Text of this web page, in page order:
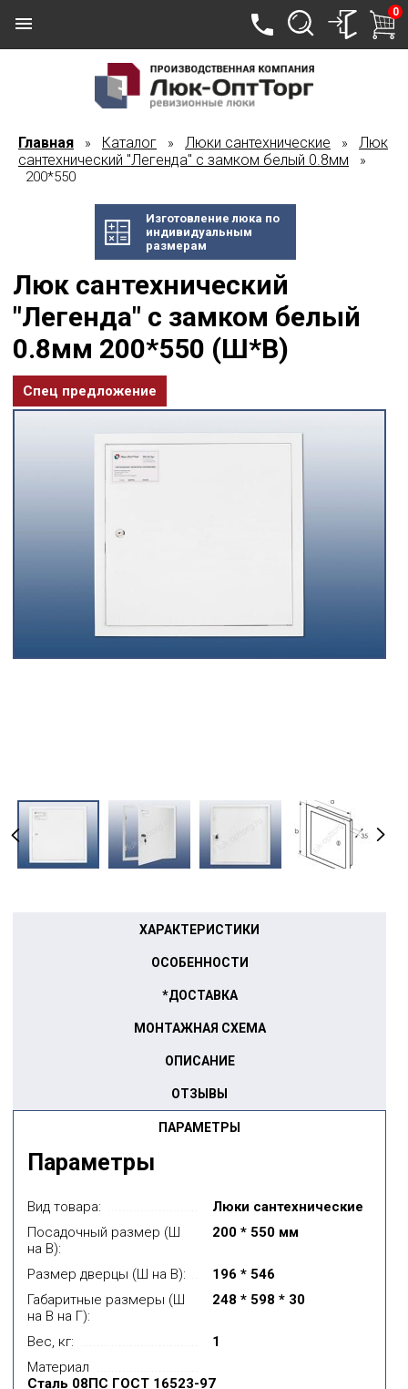
0
Главная » Каталог » Люки сантехнические » Люк
сантехнический "Легенда" с замком белый 0.8мм »
200*550
Изготовление люка по
индивидуальным
размерам
Люк сантехнический
"Легенда" с замком белый
0.8мм 200*550 (Ш*В)
Спец предложение
ПАРАМЕТРЫ
ХАРАКТЕРИСТИКИ
ОСОБЕННОСТИ
*ДОСТАВКА
МОНТАЖНАЯ СХЕМА
ОПИСАНИЕ
ОТЗЫВЫ
Параметры
Вид товара:
Люки сантехнические
Посадочный размер (Ш
на В):
200 * 550 мм
Размер дверцы (Ш на В):
196 * 546
Габаритные размеры (Ш
на В на Г):
248 * 598 * 30
Вес, кг:
1
Материал
Сталь 08ПС ГОСТ 16523-97